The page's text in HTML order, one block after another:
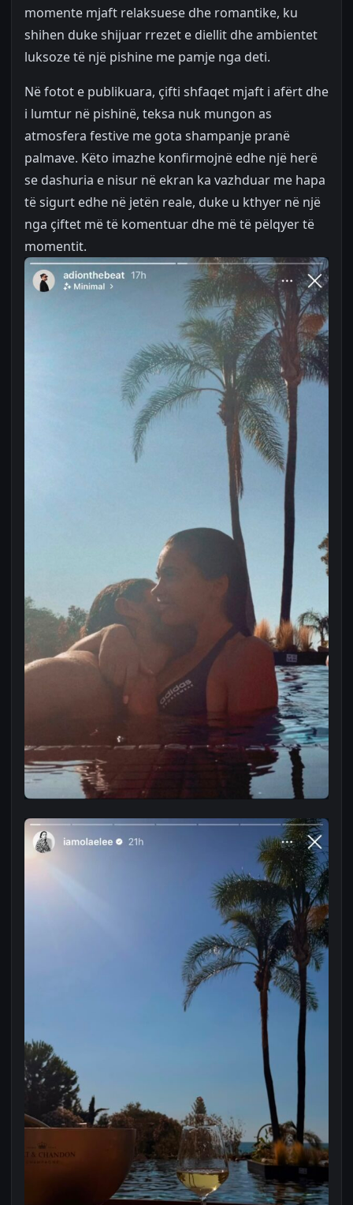
momente mjaft relaksuese dhe romantike, ku
shihen duke shijuar rrezet e diellit dhe ambientet
luksoze të një pishine me pamje nga deti.
Në fotot e publikuara, çifti shfaqet mjaft i afërt dhe
i lumtur në pishinë, teksa nuk mungon as
atmosfera festive me gota shampanje pranë
palmave. Këto imazhe konfirmojnë edhe një herë
se dashuria e nisur në ekran ka vazhduar me hapa
të sigurt edhe në jetën reale, duke u kthyer në një
nga çiftet më të komentuar dhe më të pëlqyer të
momentit.